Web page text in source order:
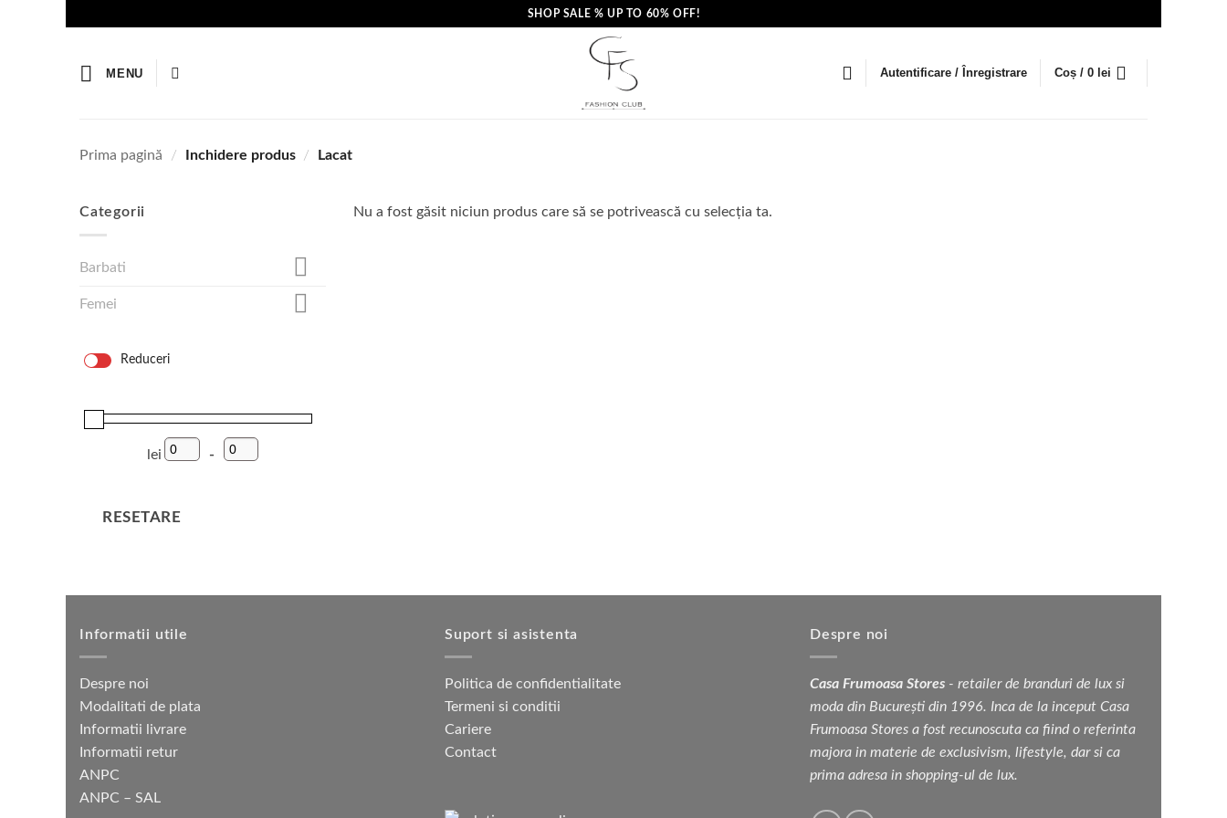
SHOP SALE % UP TO 60% OFF!
MENU Autentificare / Înregistrare Coș / 0 lei
Prima pagină / Inchidere produs / Lacat
Categorii
Barbati
Femei
Reduceri
lei
Preț minim
-
Preț maxim
RESETARE
Nu a fost găsit niciun produs care să se potrivească cu selecția ta.
Informatii utile
Despre noi
Modalitati de plata
Informatii livrare
Informatii retur
ANPC
ANPC – SAL
Suport si asistenta
Politica de confidentialitate
Termeni si conditii
Cariere
Contact
Despre noi
Casa Frumoasa Stores - retailer de branduri de lux si
moda din București din 1996. Inca de la inceput Casa
Frumoasa Stores a fost recunoscuta ca fiind o referinta
majora in materie de exclusivism, lifestyle, dar si ca
prima adresa in shopping-ul de lux.